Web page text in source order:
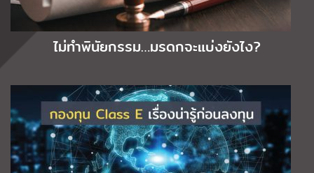
ไม่ทำพินัยกรรม…มรดกจะแบ่งยังไง?